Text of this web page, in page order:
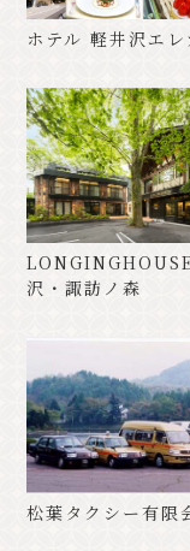
ホテル 軽井沢エレ
沢・諏訪ノ森
松葉タクシー有限